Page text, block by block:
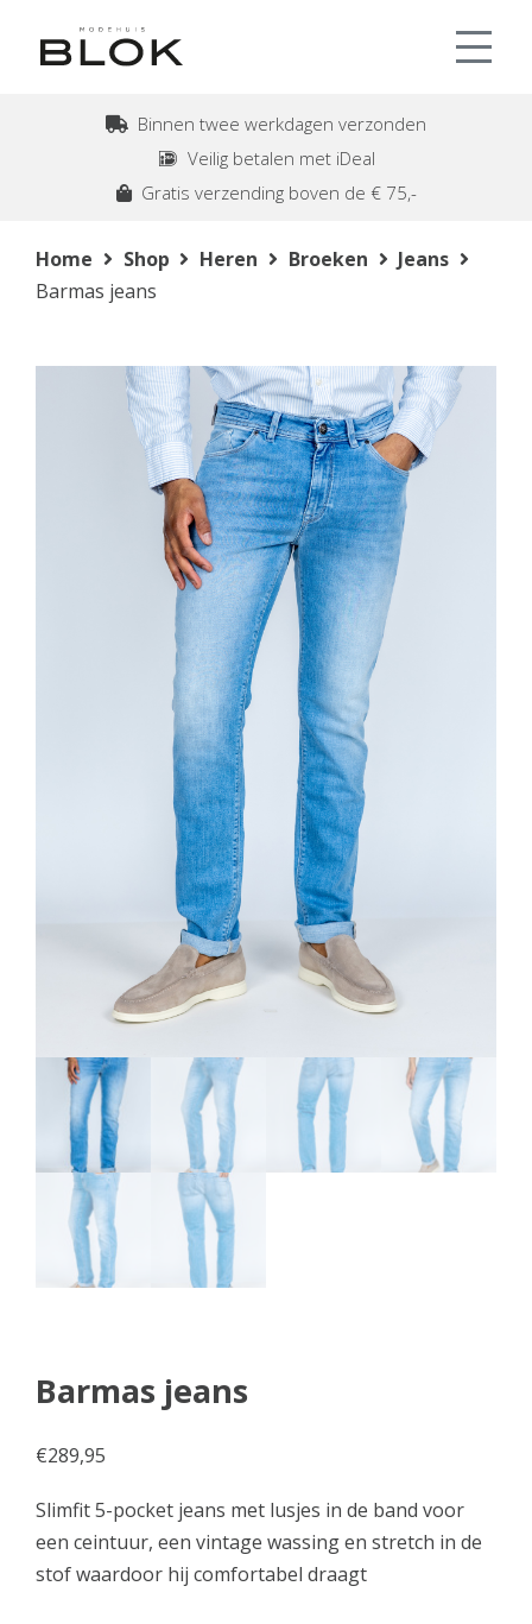
Binnen twee werkdagen verzonden
Veilig betalen met iDeal
Gratis verzending boven de € 75,-
Home Shop Heren Broeken
Jeans
Barmas jeans
Barmas jeans
€289,95
Slimfit 5-pocket jeans met lusjes in de band voor
een ceintuur, een vintage wassing en stretch in de
stof waardoor hij comfortabel draagt